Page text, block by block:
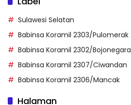
Sulawesi Selatan
Babinsa Koramil 2303/Pulomerak
Babinsa Koramil 2302/Bojonegara
Babinsa Koramil 2307/Ciwandan
Babinsa Koramil 2306/Mancak
Halaman